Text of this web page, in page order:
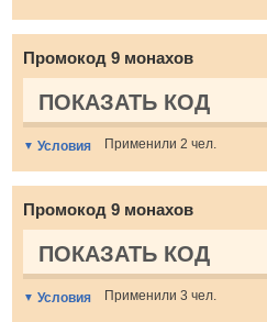
Промокод 9 монахов
ПОКАЗАТЬ КОД
Условия Применили 2 чел.
Промокод 9 монахов
ПОКАЗАТЬ КОД
Условия Применили 3 чел.